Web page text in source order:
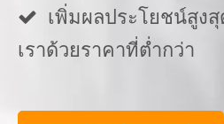
 เพิ่มผลประโยชน์สูง
เราด้วยราคาที่ต่ำกว่า